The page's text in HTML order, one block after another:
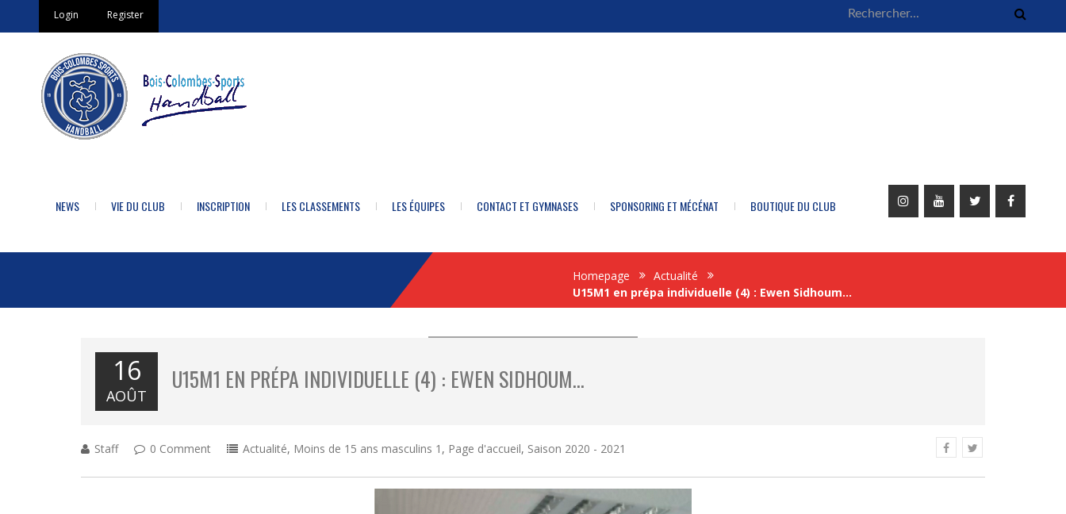
Login Register
NEWS VIE DU CLUB INSCRIPTION LES CLASSEMENTS LES ÉQUIPES CONTACT ET GYMNASES SPONSORING ET MÉCÉNAT BOUTIQUE DU CLUB
Homepage
Actualité
U15M1 en prépa individuelle (4) : Ewen Sidhoum…
16
AOÛT
U15M1 EN PRÉPA INDIVIDUELLE (4) : EWEN SIDHOUM…
Staff 0 Comment Actualité, Moins de 15 ans masculins 1 , Page d'accueil, Saison 2020 - 2021